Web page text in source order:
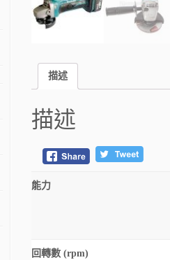
描述
描述
能力
回轉數 (rpm)